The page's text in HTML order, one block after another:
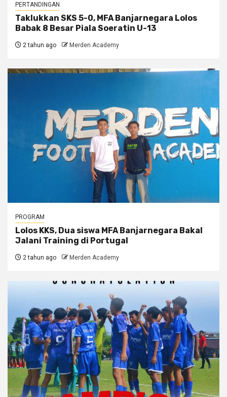
PERTANDINGAN
Taklukkan SKS 5-0, MFA Banjarnegara Lolos
Babak 8 Besar Piala Soeratin U-13
2 tahun ago Merden Academy
PROGRAM
Lolos KKS, Dua siswa MFA Banjarnegara Bakal
Jalani Training di Portugal
2 tahun ago Merden Academy